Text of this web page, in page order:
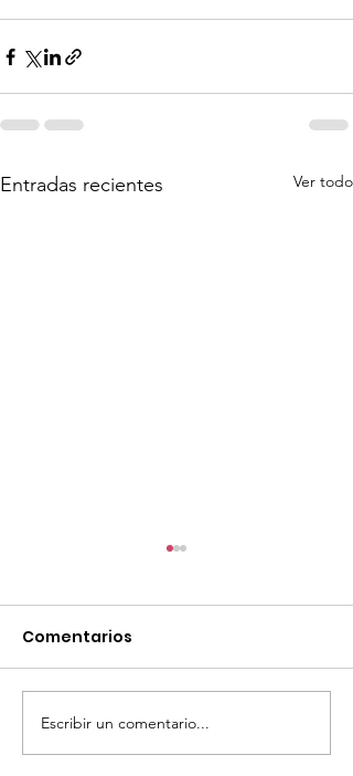
Entradas recientes Ver todo
TourTravelynByFraveo
participó en la
Comentarios
Escribir un comentario...